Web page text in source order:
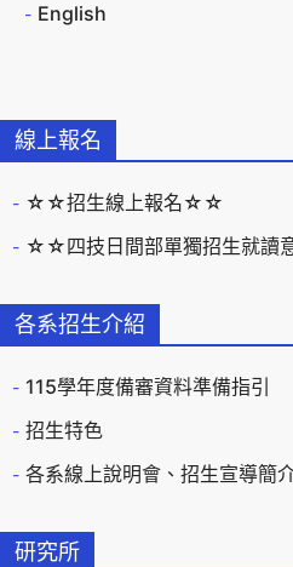
線上報名
☆☆招生線上報名☆☆
☆☆四技日間部單獨招生就讀
各系招生介紹
115學年度備審資料準備指引
招生特色
各系線上說明會、招生宣導簡
研究所
English